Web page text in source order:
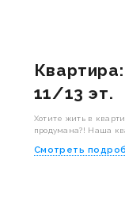
11/13 эт.
Хотите жить в
продумана?! Наша
Смотреть